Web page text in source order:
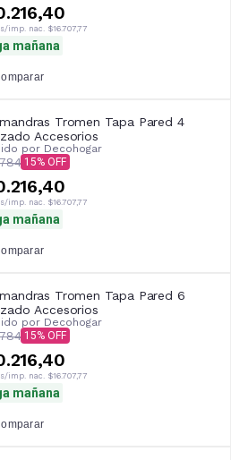
imp. nac. $16.707,77
mañana
Tromen Tapa Pared 4
Accesorios
por Decohogar
15
imp. nac. $16.707,77
mañana
Tromen Tapa Pared 6
Accesorios
por Decohogar
15
imp. nac. $16.707,77
mañana